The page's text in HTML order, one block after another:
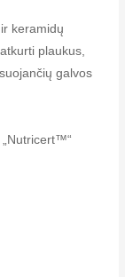
keramidų
plaukus,
galvos